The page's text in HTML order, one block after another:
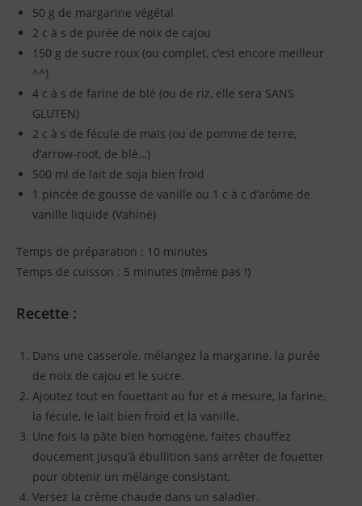
50 g de margarine végétal
2 c à s de purée de noix de cajou
150 g de sucre roux (ou complet, c’est encore meilleur
^^)
4 c à s de farine de blé (ou de riz, elle sera SANS
GLUTEN)
2 c à s de fécule de maïs (ou de pomme de terre,
d’arrow-root, de blé…)
500 ml de lait de soja bien froid
1 pincée de gousse de vanille ou 1 c à c d’arôme de
vanille liquide (Vahiné)
Temps de préparation : 10 minutes
Temps de cuisson : 5 minutes (même pas !)
Recette :
Dans une casserole, mélangez la margarine, la purée
de noix de cajou et le sucre.
Ajoutez tout en fouettant au fur et à mesure, la farine,
la fécule, le lait bien froid et la vanille.
Une fois la pâte bien homogène, faites chauffez
doucement jusqu’à ébullition sans arrêter de fouetter
pour obtenir un mélange consistant.
Versez la crème chaude dans un saladier.